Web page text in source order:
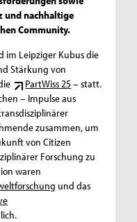
und nachhaltige
Community.
im Leipziger Kubus die
Stärkung von
PartWiss 25– statt.
– Impulse aus
zusammen, um
von Citizen
Forschung zu
waren
und das